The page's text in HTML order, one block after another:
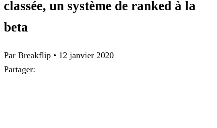
classée, un système de ranked à la
beta
Par Breakflip • 12 janvier 2020
Partager: